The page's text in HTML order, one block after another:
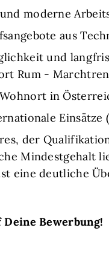
moderne
aus
und
Rum -
in
Einsätze
der
Mindestgehalt
eine deutliche
Bewerbung!